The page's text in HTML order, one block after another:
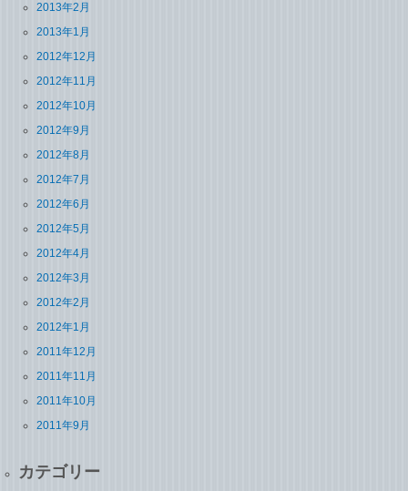
2013年2月
2013年1月
2012年12月
2012年11月
2012年10月
2012年9月
2012年8月
2012年7月
2012年6月
2012年5月
2012年4月
2012年3月
2012年2月
2012年1月
2011年12月
2011年11月
2011年10月
2011年9月
カテゴリー